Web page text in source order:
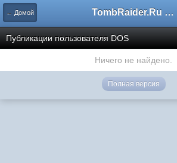
← Домой TombRaider.Ru - Форумы
Публикации пользователя DOS
Ничего не найдено.
Полная версия